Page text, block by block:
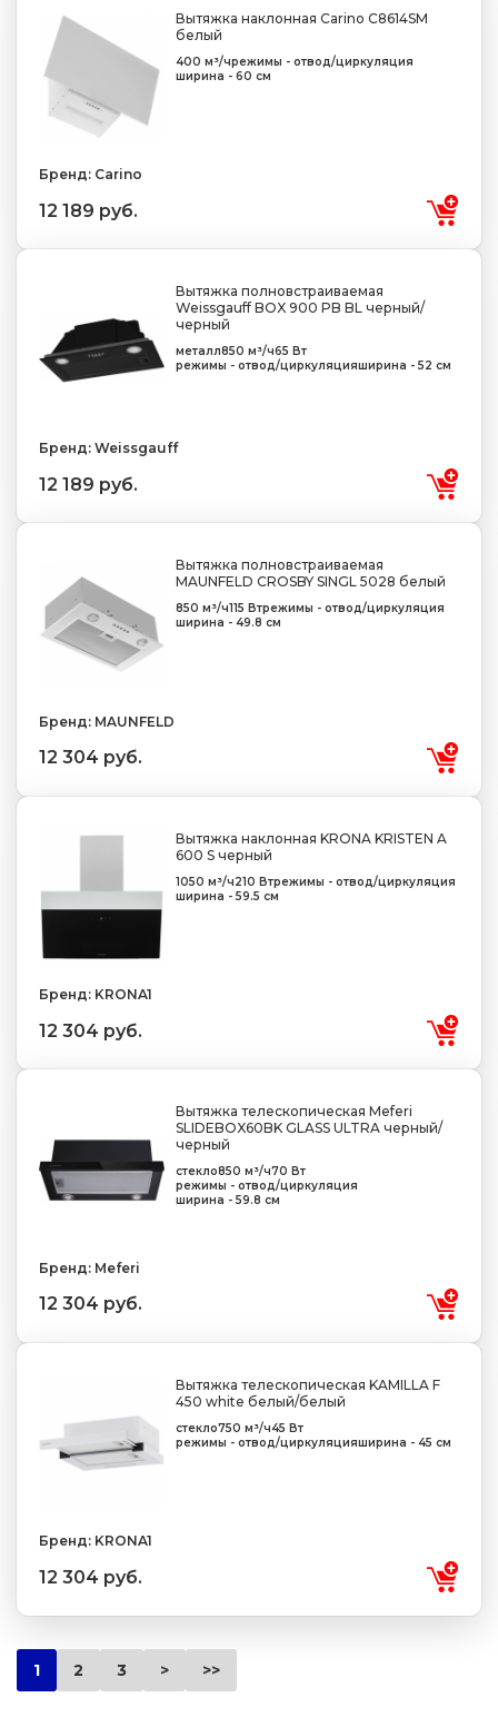
Вытяжка наклонная Carino C8614SM
белый
400 м³/чрежимы - отвод/циркуляция
ширина - 60 см
Бренд: Carino
12 189 руб.
Вытяжка полновстраиваемая
Weissgauff BOX 900 PB BL черный/
черный
металл850 м³/ч65 Вт
режимы - отвод/циркуляцияширина - 52 см
Бренд: Weissgauff
12 189 руб.
Вытяжка полновстраиваемая
MAUNFELD CROSBY SINGL 5028 белый
850 м³/ч115 Втрежимы - отвод/циркуляция
ширина - 49.8 см
Бренд: MAUNFELD
12 304 руб.
Вытяжка наклонная KRONA KRISTEN A
600 S черный
1050 м³/ч210 Втрежимы - отвод/циркуляция
ширина - 59.5 см
Бренд: KRONA1
12 304 руб.
Вытяжка телескопическая Meferi
SLIDEBOX60BK GLASS ULTRA черный/
черный
стекло850 м³/ч70 Вт
режимы - отвод/циркуляция
ширина - 59.8 см
Бренд: Meferi
12 304 руб.
Вытяжка телескопическая KAMILLA F
450 white белый/белый
стекло750 м³/ч45 Вт
режимы - отвод/циркуляцияширина - 45 см
Бренд: KRONA1
12 304 руб.
1 2 3 > >>